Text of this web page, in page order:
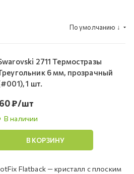
По умолчанию ↓
2711 Термостразы
6 мм, прозрачный
1 шт.
В наличии
60₽/шт
В КОРЗИНУ
Flatback — кристалл с плоским